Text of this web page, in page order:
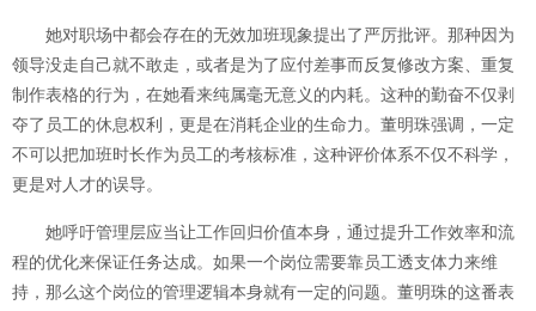
她对职场中都会存在的无效加班现象提出了严厉批评。那种因为
领导没走自己就不敢走，或者是为了应付差事而反复修改方案、重复
制作表格的行为，在她看来纯属毫无意义的内耗。这种的勤奋不仅剥
夺了员工的休息权利，更是在消耗企业的生命力。董明珠强调，一定
不可以把加班时长作为员工的考核标准，这种评价体系不仅不科学，
更是对人才的误导。
她呼吁管理层应当让工作回归价值本身，通过提升工作效率和流
程的优化来保证任务达成。如果一个岗位需要靠员工透支体力来维
持，那么这个岗位的管理逻辑本身就有一定的问题。董明珠的这番表